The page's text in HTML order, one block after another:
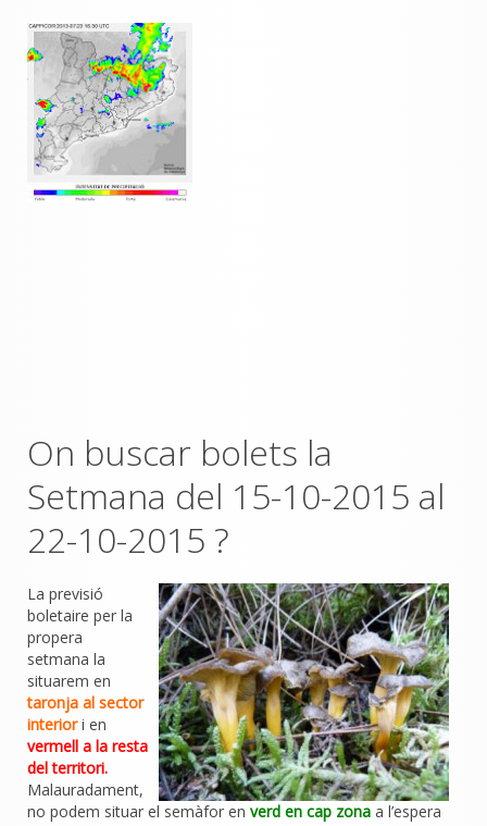
On buscar bolets la
Setmana del 15-10-2015 al
22-10-2015 ?
La previsió
boletaire per la
propera
setmana la
situarem en
taronja al sector
interiori en
vermell a la resta
del territori.
Malauradament,
no podem situar el semàfor en verd en cap zona a l’espera